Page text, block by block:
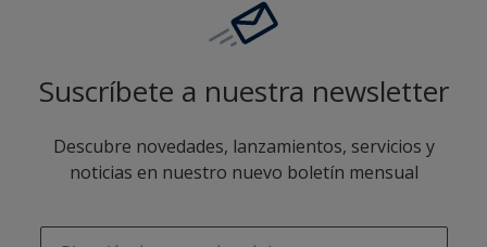
Suscríbete a nuestra newsletter
Descubre novedades, lanzamientos, servicios y
noticias en nuestro nuevo boletín mensual